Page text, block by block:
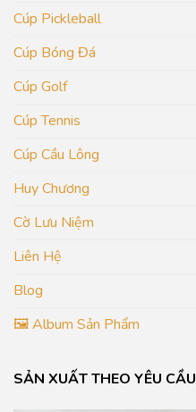
Cúp Pickleball
Cúp Bóng Đá
Cúp Golf
Cúp Tennis
Cúp Cầu Lông
Huy Chương
Cờ Lưu Niệm
Liên Hệ
Blog
🖼️ Album Sản Phẩm
SẢN XUẤT THEO YÊU CẦU